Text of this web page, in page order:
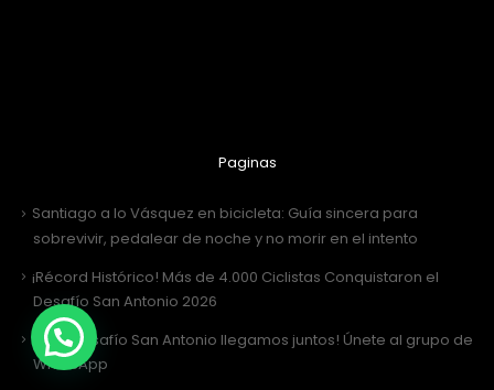
Paginas
Santiago a lo Vásquez en bicicleta: Guía sincera para
sobrevivir, pedalear de noche y no morir en el intento
¡Récord Histórico! Más de 4.000 Ciclistas Conquistaron el
Desafío San Antonio 2026
¡Al Desafío San Antonio llegamos juntos! Únete al grupo de
WhatsApp